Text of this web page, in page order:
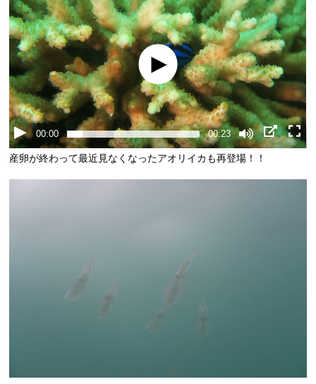
00:00 00:23
産卵が終わって最近見なくなったアオリイカも再登場！！